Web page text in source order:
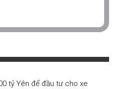
tỷ Yên để đầu tư cho xe